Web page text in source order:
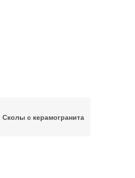
Сколы с керамогранита